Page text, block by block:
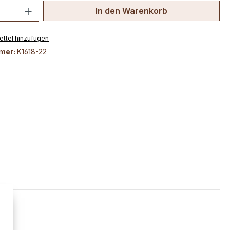
Anzahl: Gib den gewünschten Wert
In den Warenkorb
hinzufügen
K1618-22